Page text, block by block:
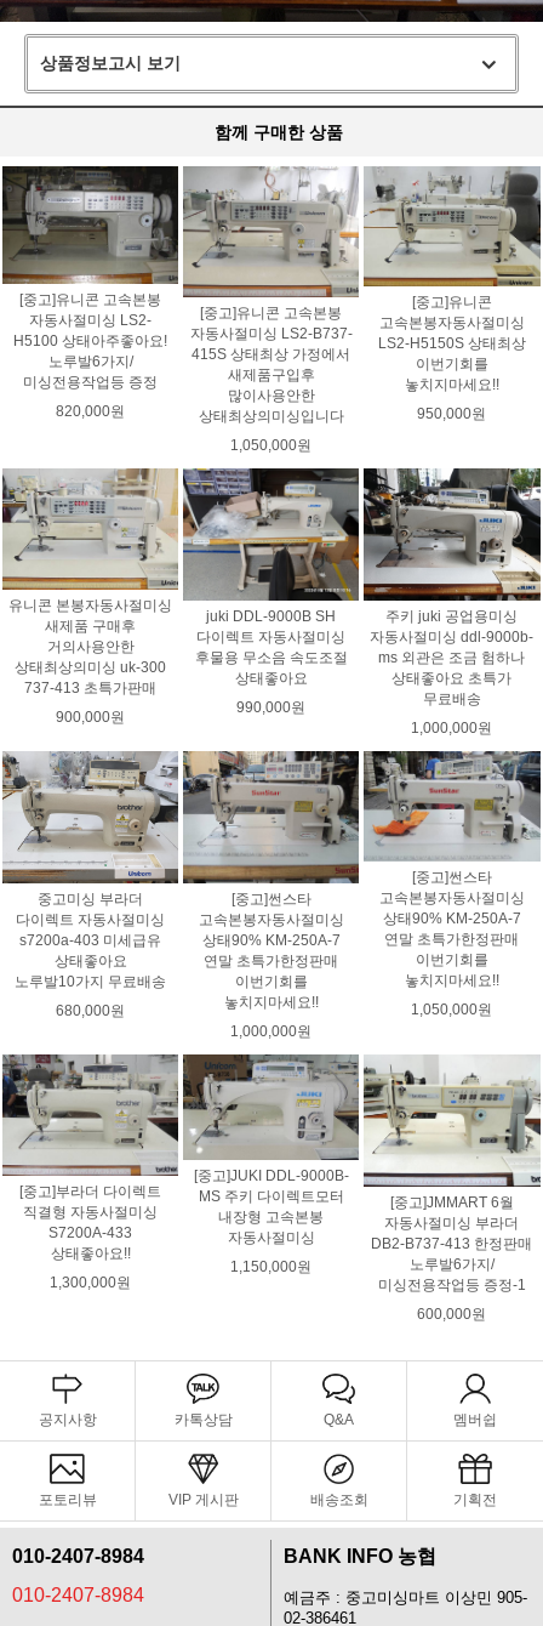
상품정보고시 보기
함께 구매한 상품
[중고]유니콘 고속본봉
자동사절미싱 LS2-
H5100 상태아주좋아요!
노루발6가지/
미싱전용작업등 증정
820,000원
[중고]유니콘 고속본봉
자동사절미싱 LS2-B737-
415S 상태최상 가정에서
새제품구입후
많이사용안한
상태최상의미싱입니다
1,050,000원
[중고]유니콘
고속본봉자동사절미싱
LS2-H5150S 상태최상
이번기회를
놓치지마세요!!
950,000원
유니콘 본봉자동사절미싱
새제품 구매후
거의사용안한
상태최상의미싱 uk-300
737-413 초특가판매
900,000원
juki DDL-9000B SH
다이렉트 자동사절미싱
후물용 무소음 속도조절
상태좋아요
990,000원
주키 juki 공업용미싱
자동사절미싱 ddl-9000b-
ms 외관은 조금 험하나
상태좋아요 초특가
무료배송
1,000,000원
중고미싱 부라더
다이렉트 자동사절미싱
s7200a-403 미세급유
상태좋아요
노루발10가지 무료배송
680,000원
[중고]썬스타
고속본봉자동사절미싱
상태90% KM-250A-7
연말 초특가한정판매
이번기회를
놓치지마세요!!
1,000,000원
[중고]썬스타
고속본봉자동사절미싱
상태90% KM-250A-7
연말 초특가한정판매
이번기회를
놓치지마세요!!
1,050,000원
[중고]부라더 다이렉트
직결형 자동사절미싱
S7200A-433
상태좋아요!!
1,300,000원
[중고]JUKI DDL-9000B-
MS 주키 다이렉트모터
내장형 고속본봉
자동사절미싱
1,150,000원
[중고]JMMART 6월
자동사절미싱 부라더
DB2-B737-413 한정판매
노루발6가지/
미싱전용작업등 증정-1
600,000원
공지사항 카톡상담 Q&A 멤버쉽
포토리뷰 VIP 게시판 배송조회 기획전
010-2407-8984
010-2407-8984
BANK INFO 농협
예금주 : 중고미싱마트 이상민 905-
02-386461